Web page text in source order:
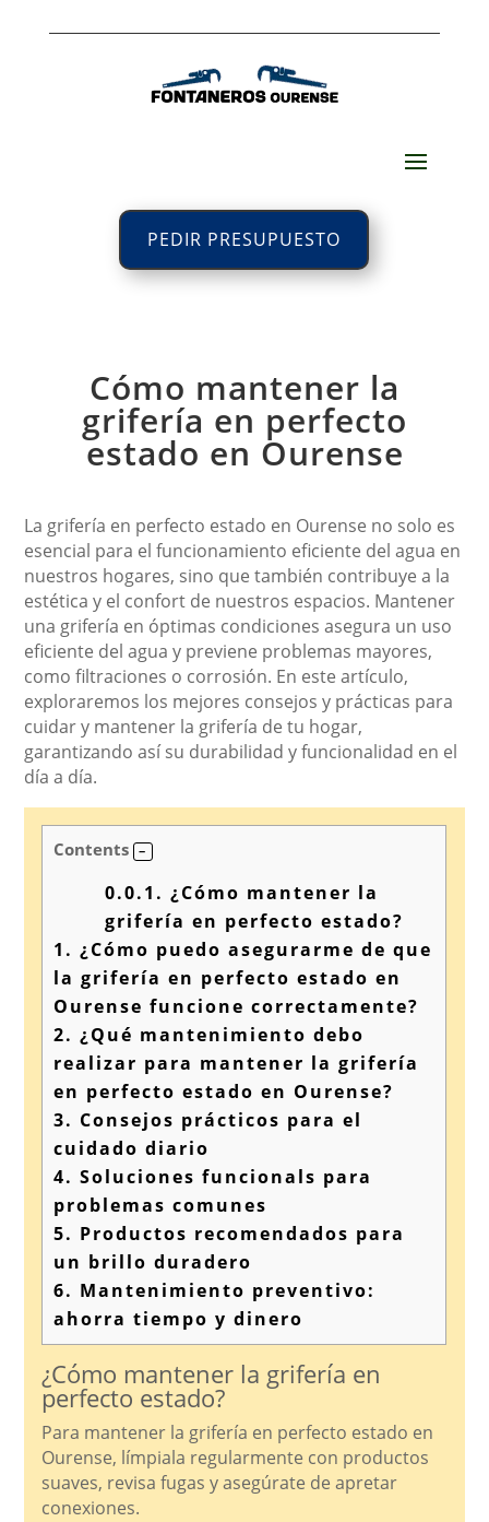
PEDIR PRESUPUESTO
Cómo mantener la
grifería en perfecto
estado en Ourense
La grifería en perfecto estado en Ourense no solo es
esencial para el funcionamiento eficiente del agua en
nuestros hogares, sino que también contribuye a la
estética y el confort de nuestros espacios. Mantener
una grifería en óptimas condiciones asegura un uso
eficiente del agua y previene problemas mayores,
como filtraciones o corrosión. En este artículo,
exploraremos los mejores consejos y prácticas para
cuidar y mantener la grifería de tu hogar,
garantizando así su durabilidad y funcionalidad en el
día a día.
Contents
0.0.1. ¿Cómo mantener la
grifería en perfecto estado?
1. ¿Cómo puedo asegurarme de que
la grifería en perfecto estado en
Ourense funcione correctamente?
2. ¿Qué mantenimiento debo
realizar para mantener la grifería
en perfecto estado en Ourense?
3. Consejos prácticos para el
cuidado diario
4. Soluciones funcionals para
problemas comunes
5. Productos recomendados para
un brillo duradero
6. Mantenimiento preventivo:
ahorra tiempo y dinero
¿Cómo mantener la grifería en
perfecto estado?
Para mantener la grifería en perfecto estado en
Ourense, límpiala regularmente con productos
suaves, revisa fugas y asegúrate de apretar
conexiones.